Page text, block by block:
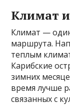
Климат и
Климат —
маршрута.
теплым
Карибские
зимних
время лучше
связанных с